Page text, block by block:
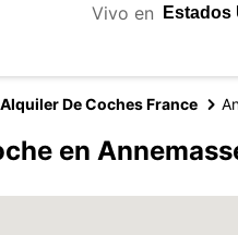
Vivo en
Alquiler De Coches France
en